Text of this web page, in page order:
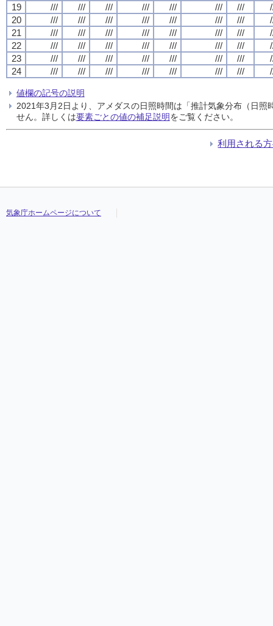
19
/// /// /// /// /// /// ///
20
/// /// /// /// /// /// ///
21
/// /// /// /// /// /// ///
22
/// /// /// /// /// /// ///
23
/// /// /// /// /// /// ///
24
/// /// /// /// /// /// ///
値欄の記号の説明
2021年3月2日より、アメダスの日照時間は「推計気象分布（日
せん。詳しくは要素ごとの値の補足説明をご覧ください。
利用される
気象庁ホームページについて